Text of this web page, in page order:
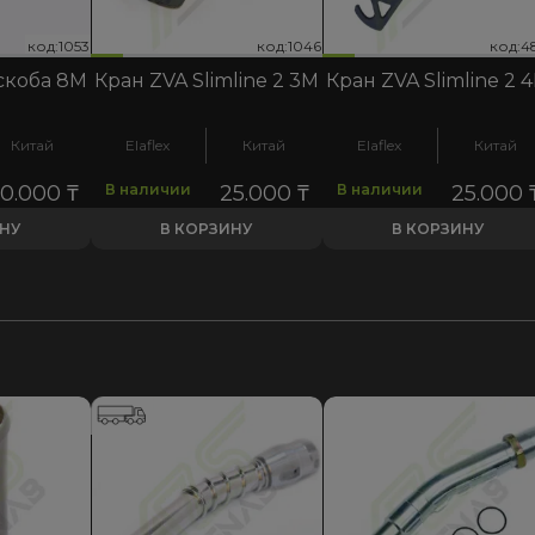
код:1053 код:1053
8M
Китай
₸
код:1046 код:1046
Кран ZVA Slimline 2 3М
Elaflex Китай
В наличии 25.000 ₸
В КОРЗИНУ
код:4813 код:4813
Кран ZVA Slimline 2
Elaflex Китай
В наличии 25.000
В КОРЗИНУ